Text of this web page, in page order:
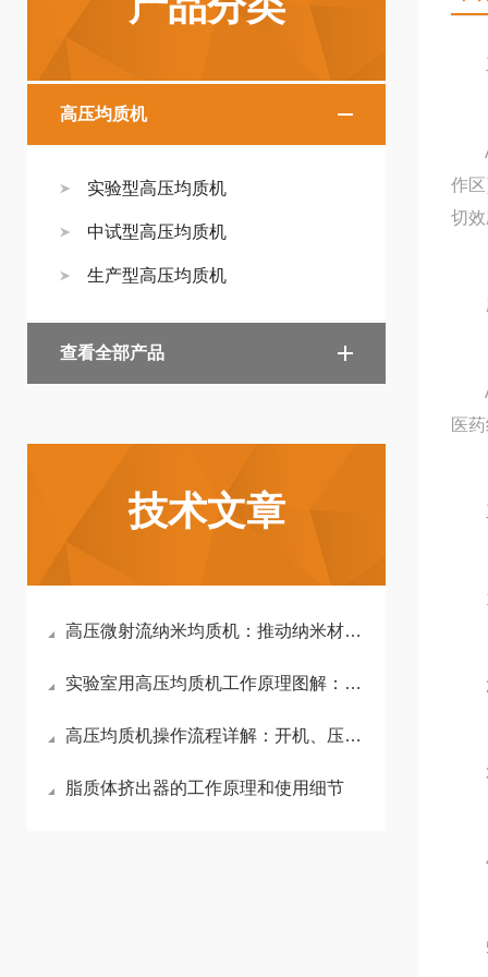
高压均质机
实验型高压均质机
中试型高压均质机
生产型高压均质机
查看全部产品
技术文章
高压微射流纳米均质机：推动纳米材料分散的新动力
实验室用高压均质机工作原理图解：物料如何实现纳米级细化？
高压均质机操作流程详解：开机、压力调节与停机注意事项（附安全清单）
脂质体挤出器的工作原理和使用细节
工
作
切
应
医
工
1.
2.
4.
5.